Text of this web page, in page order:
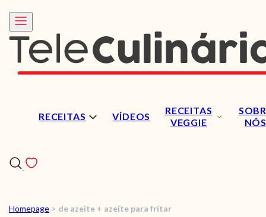
RECEITAS VÍDEOS
RECEITAS
VEGGIE
NÓS
RECEITAS
Homepage > de azeite + azeite para fritar